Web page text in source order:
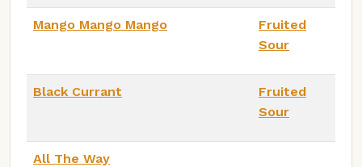
Mango Mango Mango
Fruited
Sour
Black Currant
Fruited
Sour
All The Way